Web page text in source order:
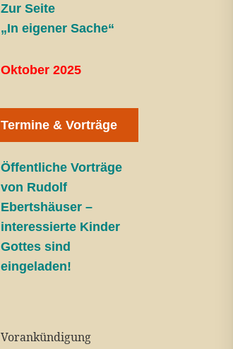
Zur Seite
„In eigener Sache“
Oktober 2025
Termine & Vorträge
Öffentliche Vorträge
von Rudolf
Ebertshäuser –
interessierte Kinder
Gottes sind
eingeladen!
Vorankündigung